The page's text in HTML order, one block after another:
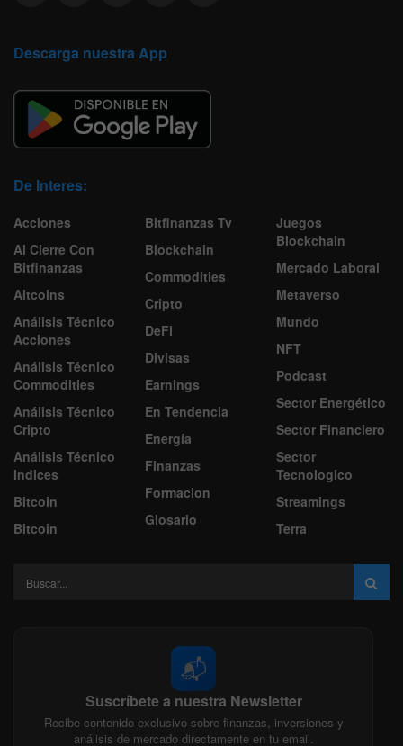
Descarga nuestra App
De Interes:
Acciones
Al Cierre Con
Bitfinanzas
Altcoins
Análisis Técnico
Acciones
Análisis Técnico
Commodities
Análisis Técnico
Cripto
Análisis Técnico
Indices
Bitcoin
Bitcoin
Bitfinanzas Tv
Blockchain
Commodities
Cripto
DeFi
Divisas
Earnings
En Tendencia
Energía
Finanzas
Formacion
Glosario
Juegos
Blockchain
Mercado Laboral
Metaverso
Mundo
NFT
Podcast
Sector Energético
Sector Financiero
Sector
Tecnologico
Streamings
Terra
📬
Suscríbete a nuestra Newsletter
Recibe contenido exclusivo sobre finanzas, inversiones y
análisis de mercado directamente en tu email.